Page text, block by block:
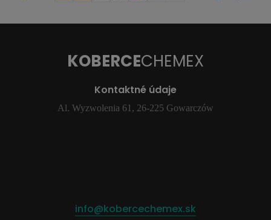
KOBERCECHEMEX
Kontaktné údaje
Al. Wyzwolenia 61, 26-225 Gowarczów
info@kobercechemex.sk